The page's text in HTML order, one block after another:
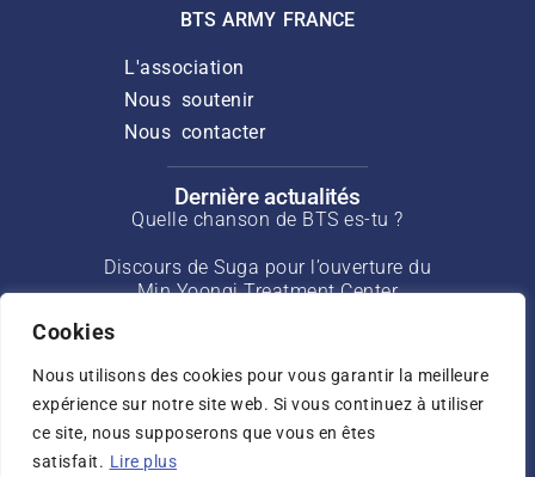
Cookies
Nous utilisons des cookies pour vous garantir la meilleure
expérience sur notre site web. Si vous continuez à utiliser
ce site, nous supposerons que vous en êtes
satisfait. Lire plus
BTS ARMY FRANCE
L'association
Nous soutenir
Nous contacter
Dernière actualités
Quelle chanson de BTS es-tu ?
Discours de Suga pour l’ouverture du
Min Yoongi Treatment Center
Interview de J-Hope pour Rolling Stone
de mars 2025
Interview de Jin pour USA Today de mai
2025